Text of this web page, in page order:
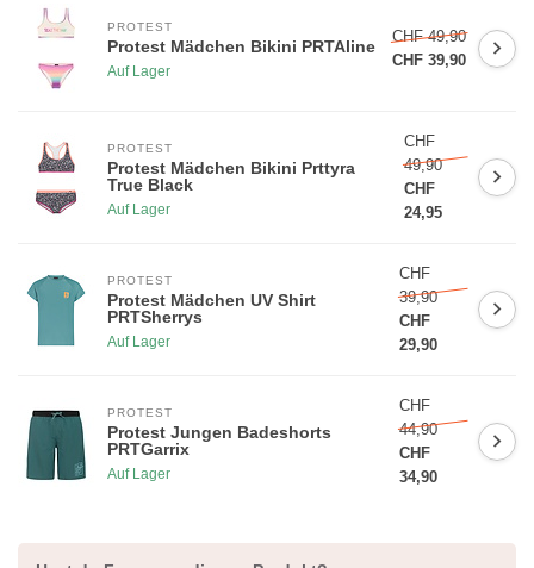
PROTEST
Protest Mädchen Bikini PRTAline
Auf Lager
CHF 49,90
CHF 39,90
PROTEST
Protest Mädchen Bikini Prttyra
True Black
Auf Lager
CHF
49,90
CHF
24,95
PROTEST
Protest Mädchen UV Shirt
PRTSherrys
Auf Lager
CHF
39,90
CHF
29,90
PROTEST
Protest Jungen Badeshorts
PRTGarrix
Auf Lager
CHF
44,90
CHF
34,90
Melde dich für unseren Newsletter an und bleibe über Neuheiten,
(Rabattcode im Warenkorb eingeben)
Registrieren